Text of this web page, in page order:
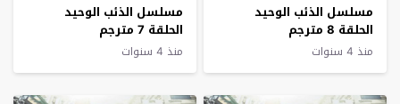
مسلسل الذئب الوحيد
الحلقة 8 مترجم
منذ 4 سنوات
مسلسل الذئب الوحيد
الحلقة 7 مترجم
منذ 4 سنوات